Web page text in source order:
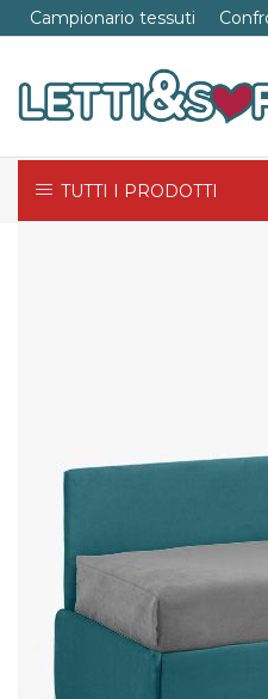
Campionario tessuti
TUTTI I PRODOTTI